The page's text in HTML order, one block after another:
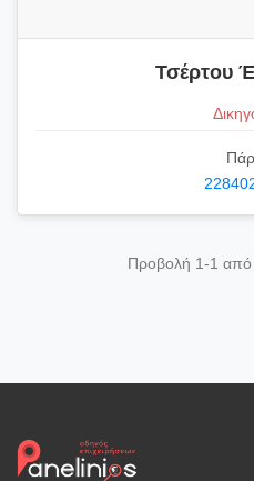
Τσέρτου
Προβολή 1-1 από